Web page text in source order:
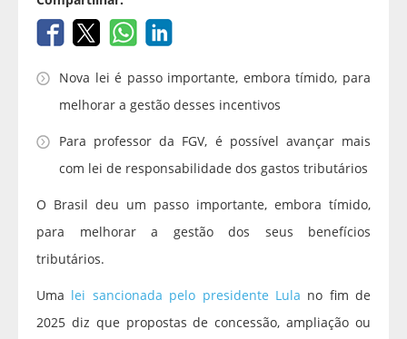
Nova lei é passo importante, embora tímido, para
melhorar a gestão desses incentivos
Para professor da FGV, é possível avançar mais
com lei de responsabilidade dos gastos tributários
O Brasil deu um passo importante, embora tímido,
para melhorar a gestão dos seus benefícios
tributários.
Uma lei sancionada pelo presidente Lula no fim de
2025 diz que propostas de concessão, ampliação ou